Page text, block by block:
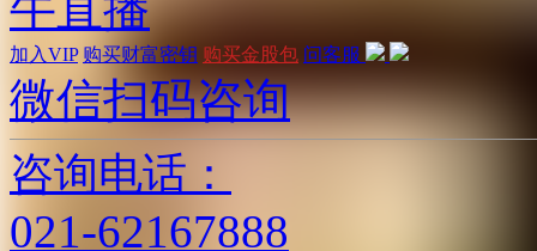
加入VIP 购买财富密钥 购买金股包 问客服
微信扫码咨询
咨询电话：
021-62167888